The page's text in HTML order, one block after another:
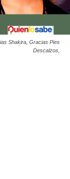
Shakira, Gracias Pies
Descalzos,